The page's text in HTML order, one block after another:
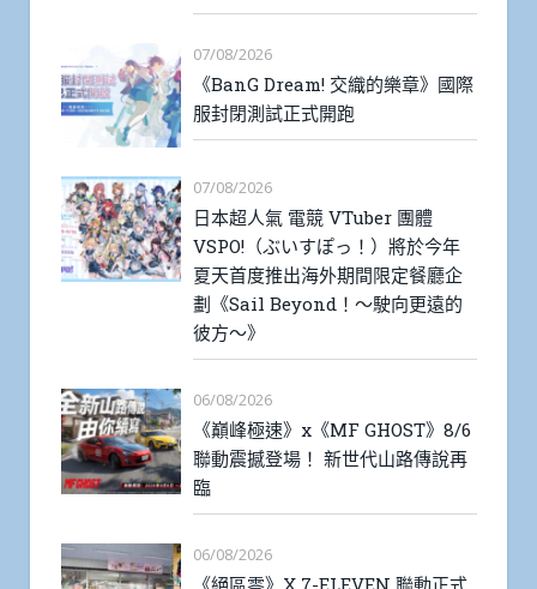
07/08/2026
《BanG Dream! 交織的樂章》國際
服封閉測試正式開跑
07/08/2026
日本超人氣 電競 VTuber 團體
VSPO!（ぶいすぽっ！）將於今年
夏天首度推出海外期間限定餐廳企
劃《Sail Beyond！～駛向更遠的
彼方～》
06/08/2026
《巔峰極速》x《MF GHOST》8/6
聯動震撼登場！ 新世代山路傳說再
臨
06/08/2026